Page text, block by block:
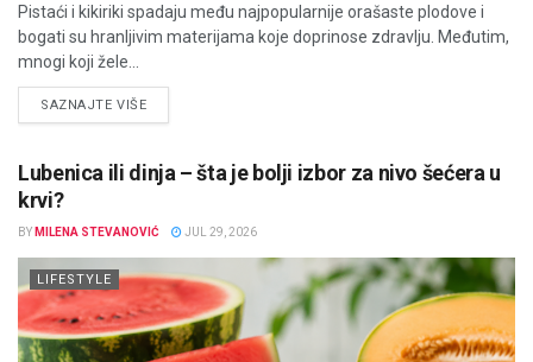
Pistaći i kikiriki spadaju među najpopularnije orašaste plodove i
bogati su hranljivim materijama koje doprinose zdravlju. Međutim,
mnogi koji žele...
SAZNAJTE VIŠEDETAILS
Lubenica ili dinja – šta je bolji izbor za nivo šećera u
krvi?
BY MILENA STEVANOVIĆ JUL 29, 2026
LIFESTYLE